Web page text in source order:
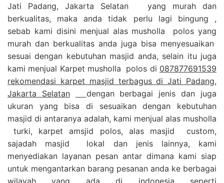
Jati Padang, Jakarta Selatan yang murah dan
berkualitas, maka anda tidak perlu lagi bingung ,
sebab kami disini menjual alas musholla polos yang
murah dan berkualitas anda juga bisa menyesuaikan
sesuai dengan kebutuhan masjid anda, selain itu juga
kami menjual Karpet musholla polos di 087877691539
rekomendasi karpet masjid terbagus di Jati Padang,
Jakarta Selatan
dengan berbagai jenis dan juga
ukuran yang bisa di sesuaikan dengan kebutuhan
masjid di antaranya adalah, kami menjual alas musholla
turki, karpet amsjid polos, alas masjid custom,
sajadah masjid lokal dan jenis lainnya, kami
menyediakan layanan pesan antar dimana kami siap
untuk mengantarkan barang pesanan anda ke berbagai
wilayah yang ada di indonesia seperti